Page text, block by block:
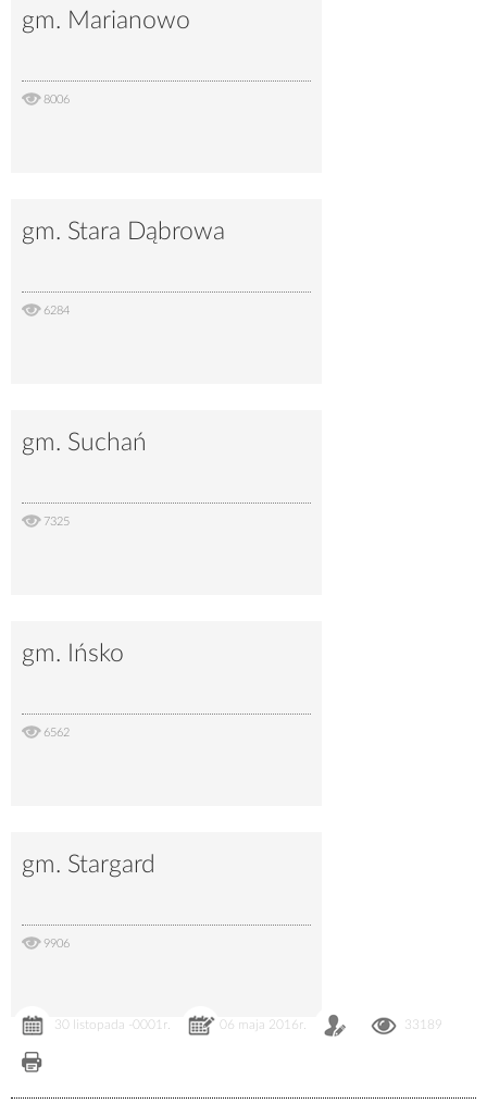
gm. Marianowo
8006
gm. Stara Dąbrowa
6284
gm. Suchań
7325
gm. Ińsko
6562
gm. Stargard
9906
30 listopada -0001r. 06 maja 2016r. 33189